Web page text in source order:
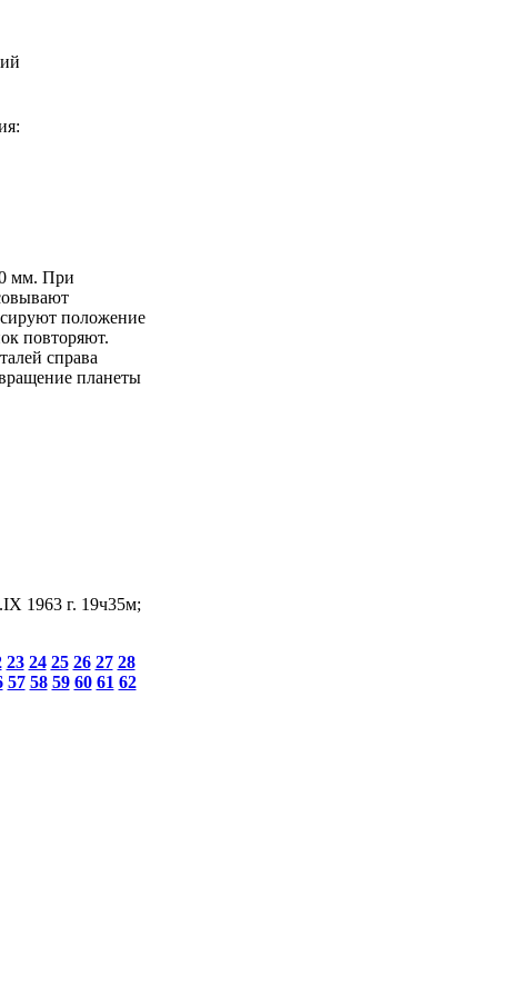
мм. При
положение
повторяют.
справа
планеты
1963 г. 19ч35м;
23 24 25 26 27 28
57 58 59 60 61 62